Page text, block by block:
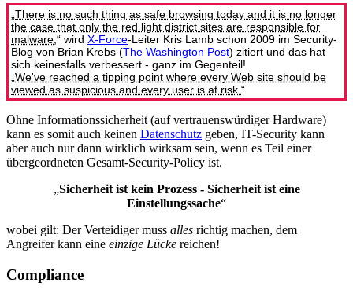
There is no such thing as safe browsing today and it is no longer
the case that only the red light district sites are responsible for
malware ,“ wird X-Force-Leiter Kris Lamb schon 2009 im Security-
Blog von Brian Krebs (The Washington Post) zitiert und das hat
sich keinesfalls verbessert - ganz im Gegenteil!
We've reached a tipping point where every Web site should be
viewed as suspicious and every user is at risk. “
Ohne Informationssicherheit (auf vertrauenswürdiger Hardware)
kann es somit auch keinen Datenschutz geben, IT-Security kann
aber auch nur dann wirklich wirksam sein, wenn es Teil einer
übergeordneten Gesamt-Security-Policy ist.
„Sicherheit ist kein Prozess - Sicherheit ist eine
Einstellungssache“
wobei gilt: Der Verteidiger muss alles richtig machen, dem
Angreifer kann eine einzige Lücke reichen!
Compliance